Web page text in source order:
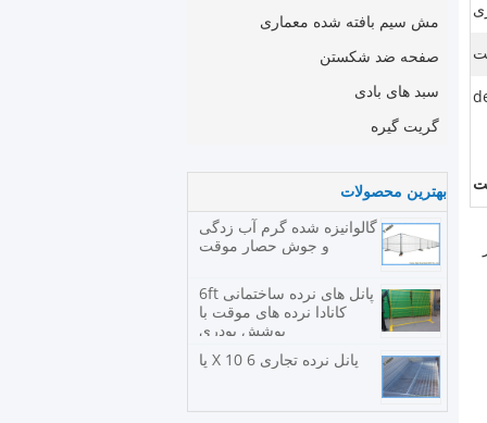
مش سیم بافته شده معماری
صفحه ضد شکستن
سبد های بادی
گریت گیره
بهترین محصولات
گالوانیزه شده گرم آب زدگی
و جوش حصار موقت
پانل های نرده ساختمانی 6ft
کانادا نرده های موقت با
پوشش پودری
پانل نرده تجاری 6 X 10 پا